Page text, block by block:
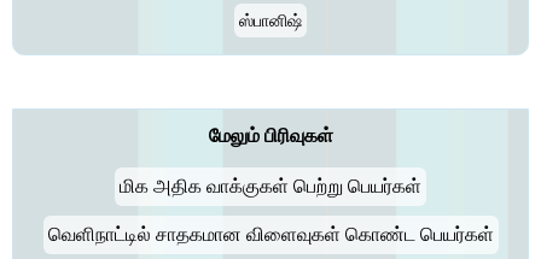
ஸ்பானிஷ்
மேலும் பிரிவுகள்
மிக அதிக வாக்குகள் பெற்று பெயர்கள்
வெளிநாட்டில் சாதகமான விளைவுகள் கொண்ட பெயர்கள்